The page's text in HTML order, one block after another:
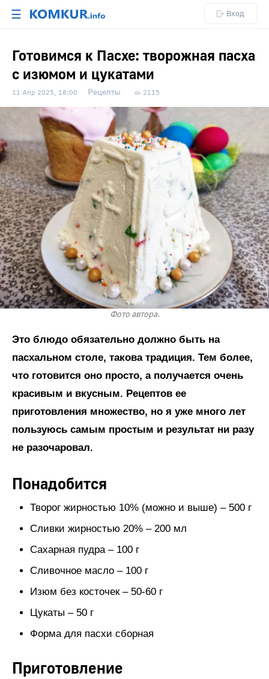
☰ Вход
Готовимся к Пасхе: творожная пасха
с изюмом и цукатами
11 Апр 2025, 18:00 Рецепты 2115
Фото автора.
Это блюдо обязательно должно быть на
пасхальном столе, такова традиция. Тем более,
что готовится оно просто, а получается очень
красивым и вкусным. Рецептов ее
приготовления множество, но я уже много лет
пользуюсь самым простым и результат ни разу
не разочаровал.
Понадобится
Творог жирностью 10% (можно и выше) – 500 г
Сливки жирностью 20% – 200 мл
Сахарная пудра – 100 г
Сливочное масло – 100 г
Изюм без косточек – 50-60 г
Цукаты – 50 г
Форма для пасхи сборная
Приготовление